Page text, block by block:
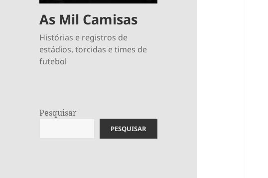
As Mil Camisas
Histórias e registros de
estádios, torcidas e times de
futebol
Pesquisar
PESQUISAR